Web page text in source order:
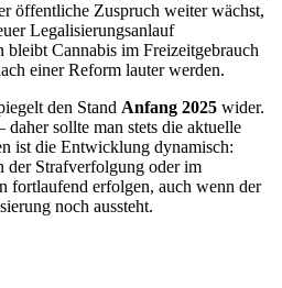
öffentliche Zuspruch weiter wächst,
Legalisierungsanlauf
Cannabis im Freizeitgebrauch
einer Reform lauter werden.
den Stand Anfang 2025 wider.
daher sollte man stets die aktuelle
ist die Entwicklung dynamisch:
der Strafverfolgung oder im
fortlaufend erfolgen, auch wenn der
noch aussteht.